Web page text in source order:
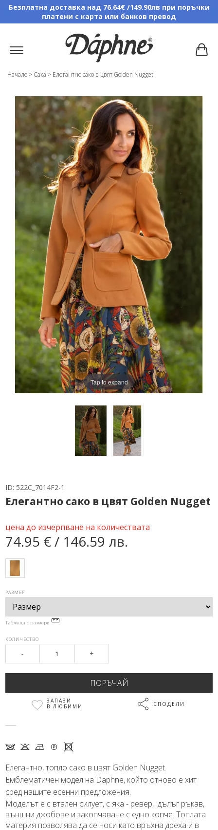
Безплатна доставка над 76.64€ /149.90лв при поръчки
платени с карта или банков превод
Начало > Сака > Елегантно сако в цвят Golden Nugget
Tap to expand
ID: 522C_7014F2-1
Елегантно сако в цвят Golden Nugget
цена до изчерпване на количествата
74.95 € / 146.59 лв.
РАЗМЕР
Таблица с размери
КОЛИЧЕСТВО
- +
ЗАПАЗИ
В ЛЮБИМИ
СПОДЕЛИ
7 K N Q X
Елегантно, топло сако в цвят Golden Nugget.
Емблематичен модел на Daphne, който отново е хит
сред нашите есенни предложения.
Моделът е с втален силует, с яка - ревер, дълъг ръкав,
външни джобове и закопчаване с едно копче. Топлата
материя позволява да се носи като връхна дреха и в